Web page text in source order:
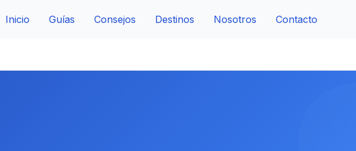
Inicio Guías Consejos Destinos Nosotros Contacto